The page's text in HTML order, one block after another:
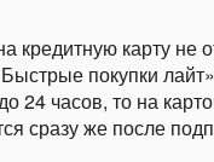
кредитную карту не
покупки
24 часов, то на
сразу же после